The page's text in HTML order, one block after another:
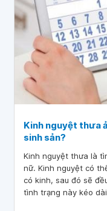
Kinh nguyệt thưa
sinh sản?
Kinh nguyệt thưa là
nữ. Kinh nguyệt có
có kinh, sau đó sẽ
tình trạng này kéo